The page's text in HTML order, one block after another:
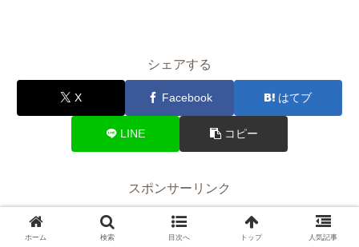
シェアする
X Facebook はてブ
LINE コピー
スポンサーリンク
ホーム 検索 目次へ トップ 人気記事